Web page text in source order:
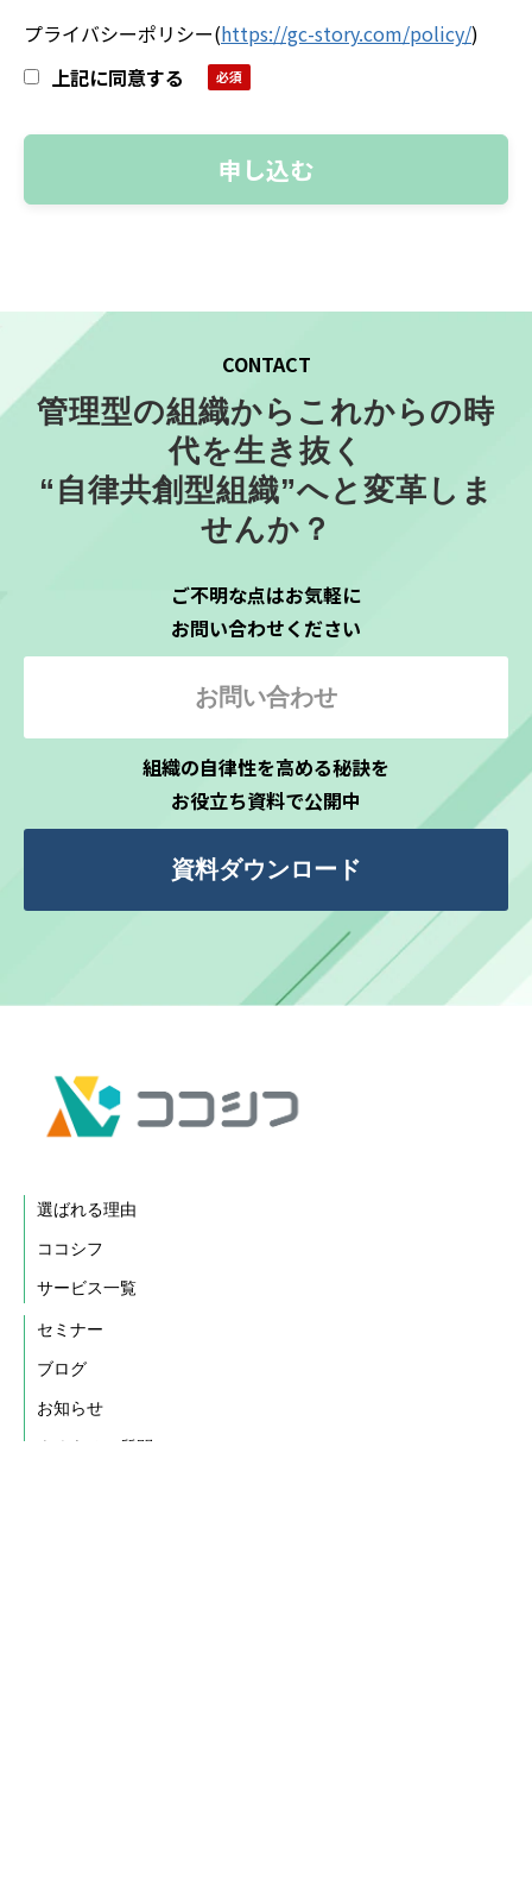
プライバシーポリシー(https://gc-story.com/policy/)
上記に同意する
CONTACT
管理型の組織からこれからの時
代を生き抜く
“自律共創型組織”へと変革しま
せんか？
ご不明な点はお気軽に
お問い合わせください
お問い合わせ
組織の自律性を高める秘訣を
お役立ち資料で公開中
資料ダウンロード
選ばれる理由
ココシフ
サービス一覧
セミナー
ブログ
お知らせ
よくあるご質問